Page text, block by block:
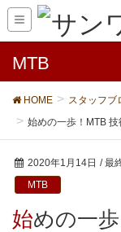
MTB
HOME スタッフブ
始めの一歩！MTB
2020年1月14日 / 最
MTB
始めの一歩！MTB 技術講習会及び